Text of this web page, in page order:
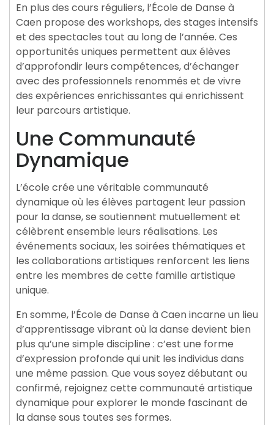
En plus des cours réguliers, l’École de Danse à
Caen propose des workshops, des stages intensifs
et des spectacles tout au long de l’année. Ces
opportunités uniques permettent aux élèves
d’approfondir leurs compétences, d’échanger
avec des professionnels renommés et de vivre
des expériences enrichissantes qui enrichissent
leur parcours artistique.
Une Communauté
Dynamique
L’école crée une véritable communauté
dynamique où les élèves partagent leur passion
pour la danse, se soutiennent mutuellement et
célèbrent ensemble leurs réalisations. Les
événements sociaux, les soirées thématiques et
les collaborations artistiques renforcent les liens
entre les membres de cette famille artistique
unique.
En somme, l’École de Danse à Caen incarne un lieu
d’apprentissage vibrant où la danse devient bien
plus qu’une simple discipline : c’est une forme
d’expression profonde qui unit les individus dans
une même passion. Que vous soyez débutant ou
confirmé, rejoignez cette communauté artistique
dynamique pour explorer le monde fascinant de
la danse sous toutes ses formes.